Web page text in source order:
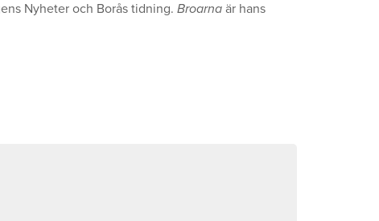
Nyheter och Borås tidning.Broarnaär hans